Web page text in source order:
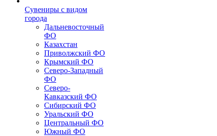
Сувениры с видом
города
Дальневосточный
ФО
Казахстан
Приволжский ФО
Крымский ФО
Северо-Западный
ФО
Северо-
Кавказский ФО
Сибирский ФО
Уральский ФО
Центральный ФО
Южный ФО